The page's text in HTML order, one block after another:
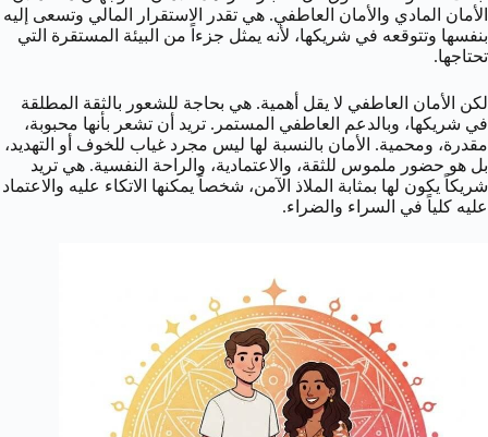
الأمان المادي والأمان العاطفي. هي تقدر الاستقرار المالي وتسعى إليه
بنفسها وتتوقعه في شريكها، لأنه يمثل جزءاً من البيئة المستقرة التي
تحتاجها.
لكن الأمان العاطفي لا يقل أهمية. هي بحاجة للشعور بالثقة المطلقة
في شريكها، وبالدعم العاطفي المستمر. تريد أن تشعر بأنها محبوبة،
مقدرة، ومحمية. الأمان بالنسبة لها ليس مجرد غياب للخوف أو التهديد،
بل هو حضور ملموس للثقة، والاعتمادية، والراحة النفسية. هي تريد
شريكاً يكون لها بمثابة الملاذ الآمن، شخصاً يمكنها الاتكاء عليه والاعتماد
عليه كلياً في السراء والضراء.